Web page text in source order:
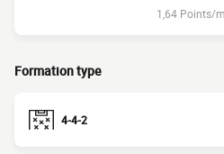
1,64 Points/
Formation type
4-4-2